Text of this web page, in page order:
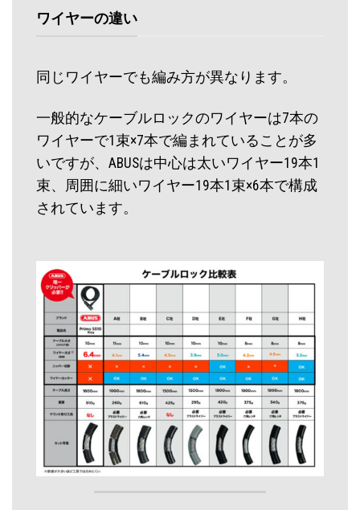
ワイヤーの違い
同じワイヤーでも編み方が異なります。
一般的なケーブルロックのワイヤーは7本の
ワイヤーで1束×7本で編まれていることが多
いですが、ABUSは中心は太いワイヤー19本1
束、周囲に細いワイヤー19本1束×6本で構成
されています。